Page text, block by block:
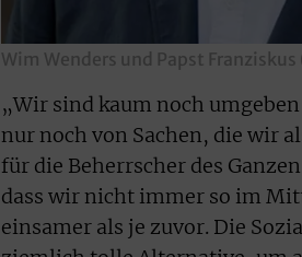
Wim Wenders und Papst Franziskus
„Wir sind kaum noch
nur noch von Sachen, die wir
für die Beherrscher des
dass wir nicht immer so im
einsamer als je zuvor. Die